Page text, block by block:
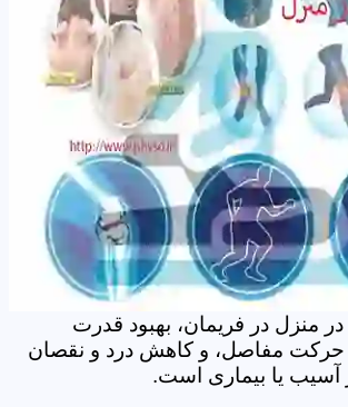
منزل در فریمان، بهبود قدرت
حرکت مفاصل، و کاهش درد و نقصان
آسیب یا بیماری است.